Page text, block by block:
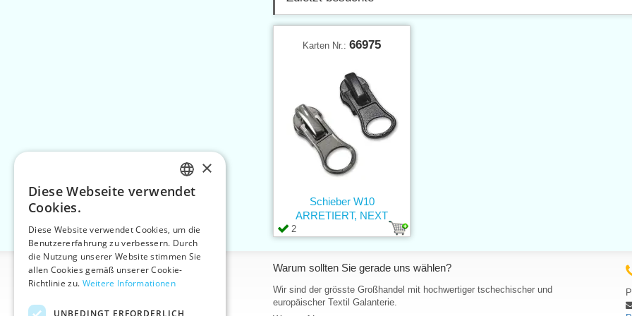
Karten Nr.: 66975
2
Schieber W10
ARRETIERT, NEXT
Informationen
Home
Warum sollten Sie gerade uns wählen?
Wir sind der grösste Großhandel mit hochwertiger tschechischer und
europäischer Textil Galanterie.
CZECH
ENGLISH
×
Diese Webseite verwendet
Cookies.
Diese Website verwendet Cookies, um die
Benutzererfahrung zu verbessern. Durch
die Nutzung unserer Website stimmen Sie
allen Cookies gemäß unserer Cookie-
Richtlinie zu. Weitere Informationen
UNBEDINGT ERFORDERLICH